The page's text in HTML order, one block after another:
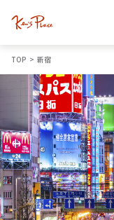
TOP 新宿